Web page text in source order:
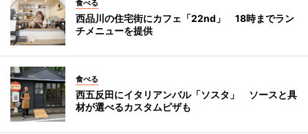
食べる
西品川の住宅街にカフェ「22nd」 18時までラン
チメニューを提供
食べる
西五反田にイタリアンバル「ソスタ」 ソースと具
材が選べるカスタムピザも